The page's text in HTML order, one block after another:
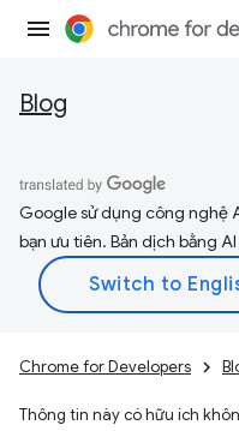
Blog
Google sử dụng công nghệ
bạn ưu tiên. Bản dịch bằng
Chrome for Developers
Thông tin này có hữu ích